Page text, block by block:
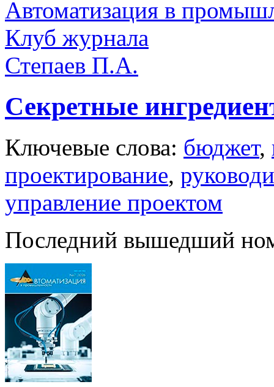
Автоматизация в
Клуб журнала
Степаев П.А.
Секретные
Ключевые слова: бюджет,
проектирование,
управление проектом
Последний вышедший